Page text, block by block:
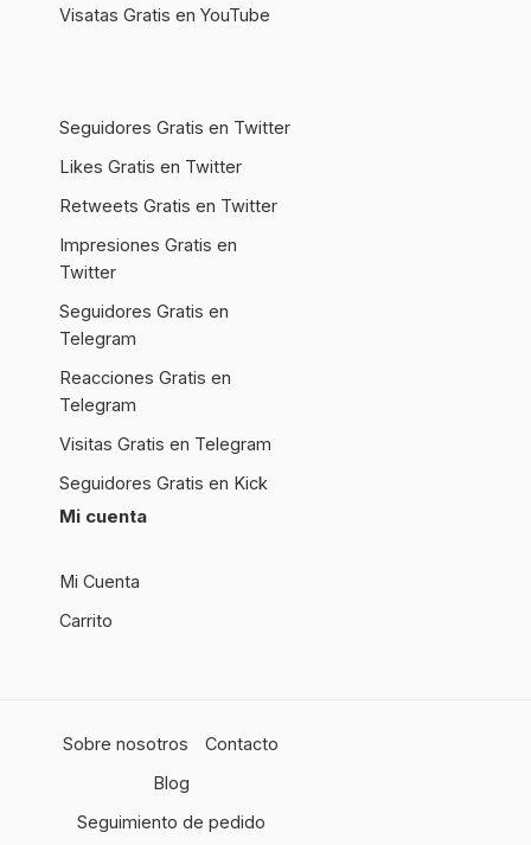
Visatas Gratis en YouTube
Seguidores Gratis en Twitter
Likes Gratis en Twitter
Retweets Gratis en Twitter
Impresiones Gratis en
Twitter
Seguidores Gratis en
Telegram
Reacciones Gratis en
Telegram
Visitas Gratis en Telegram
Seguidores Gratis en Kick
Mi cuenta
Mi Cuenta
Carrito
Sobre nosotros
Contacto
Blog
Seguimiento de pedido